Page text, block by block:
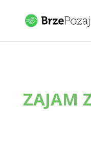
ZAJAM